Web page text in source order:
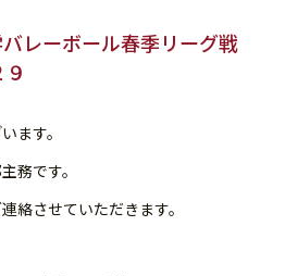
レーボール春季リーグ戦
ます。
務です。
絡させていただきます。